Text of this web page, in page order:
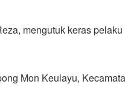
mengutuk keras
Mon Keulayu,